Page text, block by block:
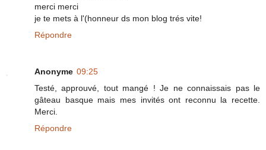
merci merci
je te mets à l'(honneur ds mon blog trés vite!
Répondre
Anonyme 09:25
Testé, approuvé, tout mangé ! Je ne connaissais pas le
gâteau basque mais mes invités ont reconnu la recette.
Merci.
Répondre